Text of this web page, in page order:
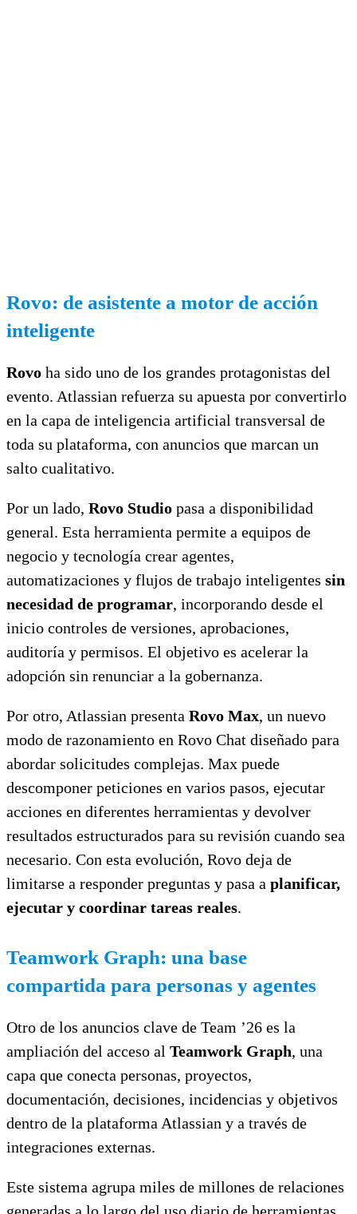
Rovo: de asistente a motor de acción
inteligente
Rovo ha sido uno de los grandes protagonistas del
evento. Atlassian refuerza su apuesta por convertirlo
en la capa de inteligencia artificial transversal de
toda su plataforma, con anuncios que marcan un
salto cualitativo.
Por un lado, Rovo Studio pasa a disponibilidad
general. Esta herramienta permite a equipos de
negocio y tecnología crear agentes,
automatizaciones y flujos de trabajo inteligentes sin
necesidad de programar, incorporando desde el
inicio controles de versiones, aprobaciones,
auditoría y permisos. El objetivo es acelerar la
adopción sin renunciar a la gobernanza.
Por otro, Atlassian presenta Rovo Max, un nuevo
modo de razonamiento en Rovo Chat diseñado para
abordar solicitudes complejas. Max puede
descomponer peticiones en varios pasos, ejecutar
acciones en diferentes herramientas y devolver
resultados estructurados para su revisión cuando sea
necesario. Con esta evolución, Rovo deja de
limitarse a responder preguntas y pasa a planificar,
ejecutar y coordinar tareas reales.
Teamwork Graph: una base
compartida para personas y agentes
Otro de los anuncios clave de Team ’26 es la
ampliación del acceso al Teamwork Graph, una
capa que conecta personas, proyectos,
documentación, decisiones, incidencias y objetivos
dentro de la plataforma Atlassian y a través de
integraciones externas.
Este sistema agrupa miles de millones de relaciones
generadas a lo largo del uso diario de herramientas